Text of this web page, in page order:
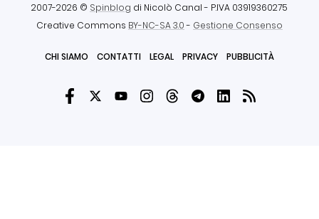
2007-2026 © Spinblog di Nicolò Canal - P.IVA 03919360275
Creative Commons BY-NC-SA 3.0- Gestione Consenso
CHI SIAMO CONTATTI LEGAL PRIVACY PUBBLICITÀ